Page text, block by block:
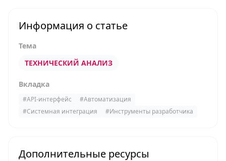
Информация о статье
Тема
ТЕХНИЧЕСКИЙ АНАЛИЗ
Вкладка
#API-интерфейс #Автоматизация
#Системная интеграция #Инструменты разработчика
Дополнительные ресурсы